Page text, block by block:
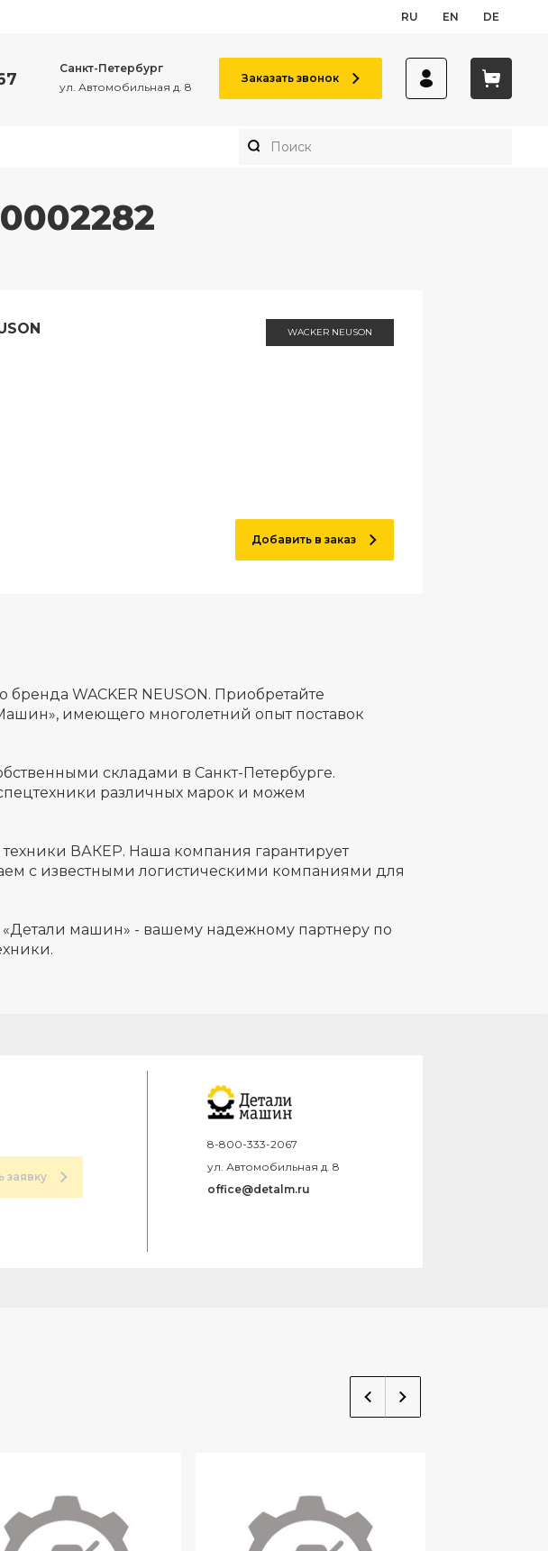
RU EN DE
Санкт-Петербург
ул. Автомобильная д. 8
Заказать звонок
WACKER NEUSON
Добавить в заказ
WACKER NEUSON. Приобретайте
имеющего многолетний опыт поставок
складами в Санкт-Петербурге.
различных марок и можем
ВАКЕР. Наша компания гарантирует
с известными логистическими компаниями для
машин» - вашему надежному партнеру по
заявку
8-800-333-2067
ул. Автомобильная д. 8
office@detalm.ru